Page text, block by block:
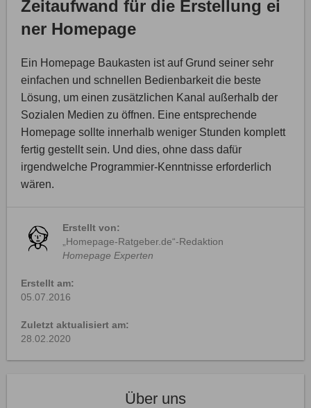
Zeitaufwand für die Erstellung ei
ner Homepage
Ein Homepage Baukasten ist auf Grund seiner sehr
einfachen und schnellen Bedienbarkeit die beste
Lösung, um einen zusätzlichen Kanal außerhalb der
Sozialen Medien zu öffnen. Eine entsprechende
Homepage sollte innerhalb weniger Stunden komplett
fertig gestellt sein. Und dies, ohne dass dafür
irgendwelche Programmier-Kenntnisse erforderlich
wären.
Erstellt von:
„Homepage-Ratgeber.de“-Redaktion
Homepage Experten
Erstellt am:
05.07.2016
Zuletzt aktualisiert am:
28.02.2020
Über uns